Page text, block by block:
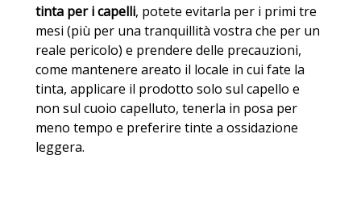
tinta per i capelli, potete evitarla per i primi tre
mesi (più per una tranquillità vostra che per un
reale pericolo) e prendere delle precauzioni,
come mantenere areato il locale in cui fate la
tinta, applicare il prodotto solo sul capello e
non sul cuoio capelluto, tenerla in posa per
meno tempo e preferire tinte a ossidazione
leggera.